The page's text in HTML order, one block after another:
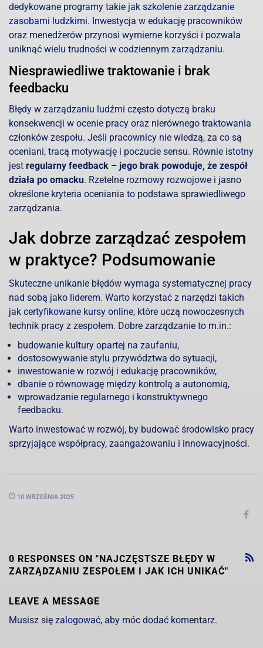
dedykowane programy takie jak szkolenie zarządzanie
zasobami ludzkimi. Inwestycja w edukację pracowników
oraz menedżerów przynosi wymierne korzyści i pozwala
uniknąć wielu trudności w codziennym zarządzaniu.
Niesprawiedliwe traktowanie i brak
feedbacku
Błędy w zarządzaniu ludźmi często dotyczą braku
konsekwencji w ocenie pracy oraz nierównego traktowania
członków zespołu. Jeśli pracownicy nie wiedzą, za co są
oceniani, tracą motywację i poczucie sensu. Równie istotny
jest regularny feedback – jego brak powoduje, że zespół
działa po omacku. Rzetelne rozmowy rozwojowe i jasno
określone kryteria oceniania to podstawa sprawiedliwego
zarządzania.
Jak dobrze zarządzać zespołem
w praktyce? Podsumowanie
Skuteczne unikanie błędów wymaga systematycznej pracy
nad sobą jako liderem. Warto korzystać z narzędzi takich
jak certyfikowane kursy online, które uczą nowoczesnych
technik pracy z zespołem. Dobre zarządzanie to m.in.:
budowanie kultury opartej na zaufaniu,
dostosowywanie stylu przywództwa do sytuacji,
inwestowanie w rozwój i edukację pracowników,
dbanie o równowagę między kontrolą a autonomią,
wprowadzanie regularnego i konstruktywnego
feedbacku.
Warto inwestować w rozwój, by budować środowisko pracy
sprzyjające współpracy, zaangażowaniu i innowacyjności.
10 WRZEŚNIA 2025
0 RESPONSES ON "NAJCZĘSTSZE BŁĘDY W
ZARZĄDZANIU ZESPOŁEM I JAK ICH UNIKAĆ"
LEAVE A MESSAGE
Musisz się zalogować, aby móc dodać komentarz.